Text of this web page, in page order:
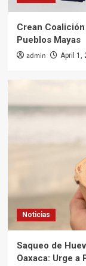
Crean
Pueblos Mayas
admin April 1,
Noticias
Saqueo de
Oaxaca: Urge